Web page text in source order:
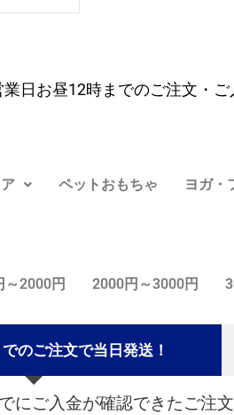
業日お昼12時までのご注文・ご
ペットおもちゃ ヨガ・
～2000円 2000円～3000円
のご注文で当日発送！
にご入金が確認できたご注